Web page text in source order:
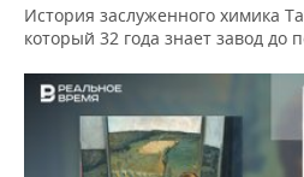
История заслуженного химика
который 32 года знает завод до